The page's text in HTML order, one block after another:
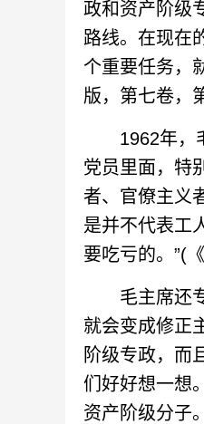
政和资产阶级
路线。在现在
个重要任务，
版，第七卷，
1962年，毛
党员里面，特
者、官僚主义
是并不代表工
要吃亏的。”(
毛主席还专
就会变成修正
阶级专政，而
们好好想一想
资产阶级分子